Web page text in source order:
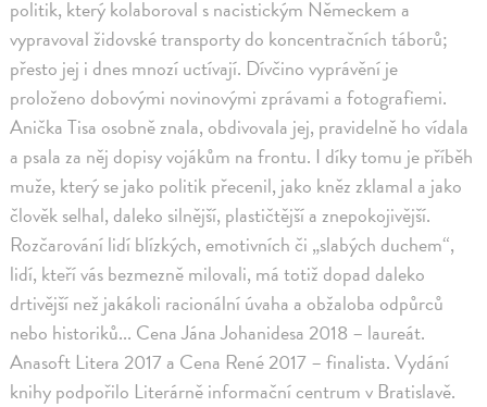
politik, který kolaboroval s nacistickým Německem a
vypravoval židovské transporty do koncentračních táborů;
přesto jej i dnes mnozí uctívají. Dívčino vyprávění je
proloženo dobovými novinovými zprávami a fotografiemi.
Anička Tisa osobně znala, obdivovala jej, pravidelně ho vídala
a psala za něj dopisy vojákům na frontu. I díky tomu je příběh
muže, který se jako politik přecenil, jako kněz zklamal a jako
člověk selhal, daleko silnější, plastičtější a znepokojivější.
Rozčarování lidí blízkých, emotivních či „slabých duchem“,
lidí, kteří vás bezmezně milovali, má totiž dopad daleko
drtivější než jakákoli racionální úvaha a obžaloba odpůrců
nebo historiků... Cena Jána Johanidesa 2018 – laureát.
Anasoft Litera 2017 a Cena René 2017 – finalista. Vydání
knihy podpořilo Literárně informační centrum v Bratislavě.